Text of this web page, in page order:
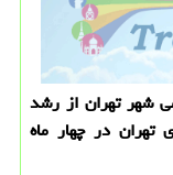
شهر تهران از رشد
تهران در چهار ماه